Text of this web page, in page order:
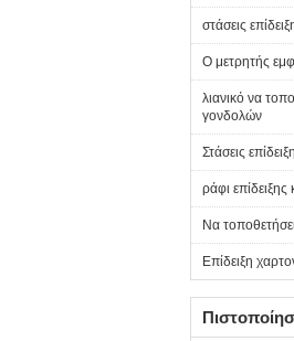
στάσεις
Ο μετρητής
λιανικό να
γονδολών
Στάσεις
ράφι
Να
Επίδειξη